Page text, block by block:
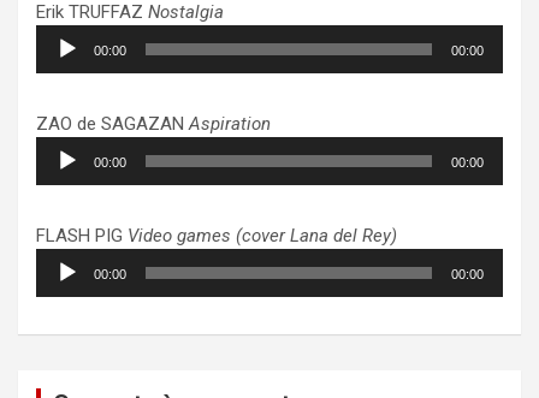
Erik TRUFFAZ Nostalgia
Lecteur
audio
00:00 00:00
ZAO de SAGAZANAspiration
Lecteur
audio
00:00 00:00
FLASH PIG Video games (cover Lana del Rey)
Lecteur
audio
00:00 00:00